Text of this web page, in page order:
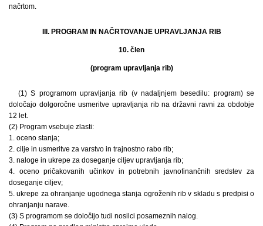
načrtom.
III. PROGRAM IN NAČRTOVANJE UPRAVLJANJA RIB
10. člen
(program upravljanja rib)
(1) S programom upravljanja rib (v nadaljnjem besedilu: program) se
določajo dolgoročne usmeritve upravljanja rib na državni ravni za obdobje
12 let.
(2) Program vsebuje zlasti:
1. oceno stanja;
2. cilje in usmeritve za varstvo in trajnostno rabo rib;
3. naloge in ukrepe za doseganje ciljev upravljanja rib;
4. oceno pričakovanih učinkov in potrebnih javnofinančnih sredstev za
doseganje ciljev;
5. ukrepe za ohranjanje ugodnega stanja ogroženih rib v skladu s predpisi o
ohranjanju narave.
(3) S programom se določijo tudi nosilci posameznih nalog.